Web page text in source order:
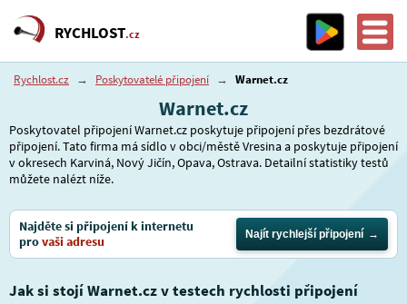
RYCHLOST.cz
Rychlost.cz → Poskytovatelé připojení → Warnet.cz
Warnet.cz
Poskytovatel připojení Warnet.cz poskytuje připojení přes bezdrátové
připojení. Tato firma má sídlo v obci/městě Vresina a poskytuje připojení
v okresech Karviná, Nový Jičín, Opava, Ostrava. Detailní statistiky testů
můžete nalézt níže.
Najděte si připojení k internetu
provaši adresu Najít rychlejší připojení
Jak si stojí Warnet.cz v testech rychlosti připojení